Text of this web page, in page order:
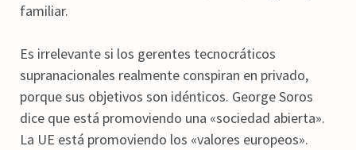
familiar.
Es irrelevante si los gerentes tecnocráticos
supranacionales realmente conspiran en privado,
porque sus objetivos son idénticos. George Soros
dice que está promoviendo una «sociedad abierta».
La UE está promoviendo los «valores europeos».